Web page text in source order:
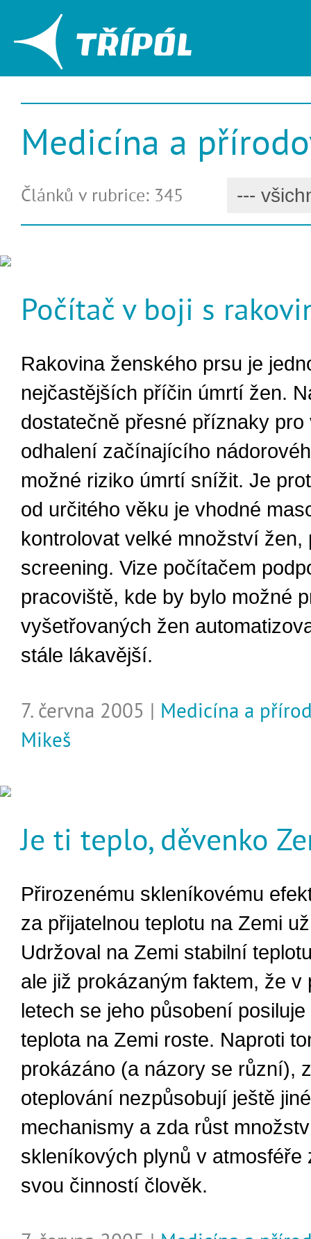
Medicína a
Článků v rubrice: 345
Počítač v boji s
Rakovina ženského prsu je
nejčastějších příčin úmrtí žen.
dostatečně přesné příznaky pro
odhalení začínajícího
možné riziko úmrtí snížit. Je
od určitého věku je vhodné
kontrolovat velké množství žen,
screening. Vize počítačem
pracoviště, kde by bylo možné
vyšetřovaných žen
stále lákavější.
7. června 2005 | Medicína a
Mikeš
Je ti teplo, děvenko
Přirozenému skleníkovému
za přijatelnou teplotu na Zemi
Udržoval na Zemi stabilní
ale již prokázaným faktem, že v
letech se jeho působení
teplota na Zemi roste. Naproti
prokázáno (a názory se různí),
oteplování nezpůsobují ještě jiné
mechanismy a zda růst
skleníkových plynů v atmosféře
svou činností člověk.